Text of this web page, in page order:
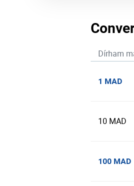
Dírham
1 MAD
10 MAD
100 MAD